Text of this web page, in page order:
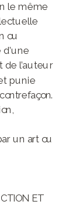
le même
ou
l’auteur
punie
un art ou
ET